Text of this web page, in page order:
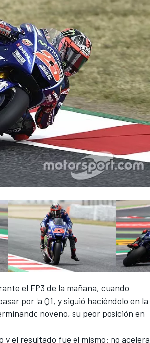
el FP3 de la mañana, cuando
por la Q1, y siguió haciéndolo en la
noveno, su peor posición en
y el resultado fue el mismo: no acelera